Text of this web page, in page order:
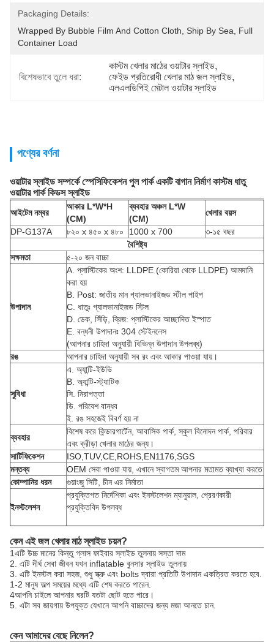
Packaging Details:
Wrapped By Bubble Film And Cotton Cloth, Ship By Sea, Full
Container Load
বিশেষভাবে তুলে ধরা:
কাস্টম খেলার মাঠের ওয়াটার স্লাইড,
ফেইড প্রতিরোধী খেলার মাঠ জল স্লাইড,
এলএলডিপিই মেটাল ওয়াটার স্লাইড
পণ্যের বর্ণনা
ওয়াটার স্লাইড সম্পর্কে স্পেসিফিকেশন পুল পার্ক একটি বাগান নির্মাণ কাস্টম ধাতু
ওয়াটার পার্ক কিডস স্লাইড
আইটেম নম্বর
আকার L*W*H
(CM)
ব্যবহার অঞ্চল L*W
(CM)
খেলার বয়স
DP-G137A
৮২০ x ৪৫০ x ৪৮০ 1000 x 700
৩-১৫ বছর
বৈশিষ্ট্য
সক্ষমতা
৫-২০ জন বাচ্চা
উপাদান
A. প্লাস্টিকের অংশ: LLDPE (কোরিয়া থেকে LLDPE) আমদানি
করা হয়
B. Post: জাতীয় মান গ্যালভানাইজড স্টীল পাইপ
C. ধাতুঃ গ্যালভানাইজড স্টিল
D. ডেক, সিঁড়ি, ব্রিজ: প্লাস্টিকের আচ্ছাদিত ইস্পাত
E. বন্ধনী উপাদানঃ 304 স্টেইনলেস
(আপনার চাহিদা অনুযায়ী বিভিন্ন উপাদান উপলব্ধ)
রঙ
আপনার চাহিদা অনুযায়ী সব রং এবং আকার পাওয়া যায়।
সুবিধা
এ. অ্যান্টি-ইউভি
B. অ্যান্টি-স্ট্যাটিক
সি. নিরাপত্তা
ডি. পরিবেশ বান্ধব
ই. রঙ সহজেই বিবর্ণ হয় না
ব্যবহার
বিশেষ করে কিন্ডারগার্টেন, আবাসিক পার্ক, স্কুল বিনোদন পার্ক, পরিবার
এবং ক্রীড়া খেলার মাঠের জন্য।
সার্টিফিকেশন
ISO,TUV,CE,ROHS,EN1176,SGS
মন্তব্য
OEM সেবা পাওয়া যায়, এখানে স্বাগতম আপনার মতামত ব্যাখ্যা করতে
কোম্পানির ধরন
গুয়াংজু সিটি, চীন এর নির্মাতা
ইনস্টলেশন
প্রযুক্তিগত নির্দেশিকা এবং ইনস্টলেশন ম্যানুয়াল, প্রেরণকারী
প্রযুক্তিবিদ উপলব্ধ
কেন এই জল খেলার মাঠ স্লাইড চয়ন?
1এটি উচ্চ মানের কিন্তু গ্লাস ফাইবার স্লাইড তুলনায় সস্তা দাম
2. এটি দীর্ঘ সেবা জীবন যখন inflatable বুনসার স্লাইড তুলনায়
3. এটি ইনস্টল করা সহজ, শুধু স্ক্রু এবং bolts দ্বারা প্রতিটি উপাদান একত্রিত করতে হবে.
1-2 মানুষ অল্প সময়ের মধ্যে এটি শেষ করতে পারেন.
4আপনি চাইলে আপনার ঘরটি যতটা ছোট হতে পারে।
5. এটা সব জায়গায় উপযুক্ত যেখানে আপনি বাচ্চাদের জন্য মজা আনতে চান.
কেন আমাদের বেছে নিলেন?